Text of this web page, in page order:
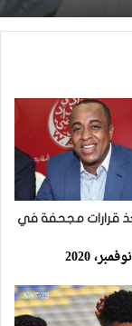
بقا باغي
قرارات مجحفة في